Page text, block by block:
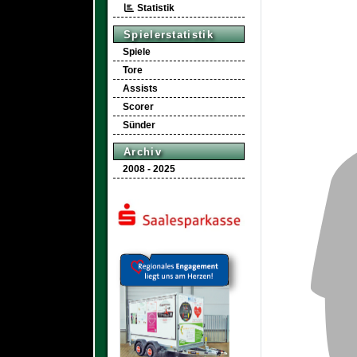
Statistik
Spielerstatistik
Spiele
Tore
Assists
Scorer
Sünder
Archiv
2008 - 2025